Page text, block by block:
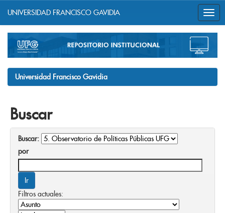
navigation
UNIVERSIDAD FRANCISCO GAVIDIA
Universidad Francisco Gavidia
Buscar
Buscar:
por
Filtros actuales: